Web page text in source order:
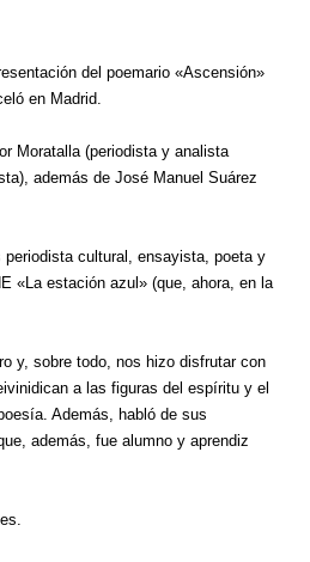
del poemario «Ascensión»
en Madrid.
Moratalla (periodista y analista
además de José Manuel Suárez
cultural, ensayista, poeta y
«La estación azul» (que, ahora, en la
y, sobre todo, nos hizo disfrutar con
a las figuras del espíritu y el
Además, habló de sus
además, fue alumno y aprendiz